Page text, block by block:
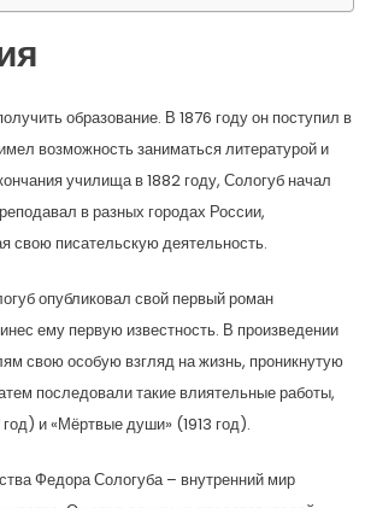
образование. В 1876 году он поступил в
возможность заниматься литературой и
училища в 1882 году, Сологуб начал
в разных городах России,
свою писательскую деятельность.
опубликовал свой первый роман
ему первую известность. В произведении
свою особую взгляд на жизнь, проникнутую
последовали такие влиятельные работы,
год) и «Мёртвые души» (1913 год).
Федора Сологуба – внутренний мир